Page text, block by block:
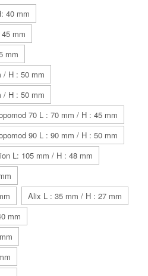
40 mm
mm
mm
/ H : 50 mm
/ H : 50 mm
70 L : 70 mm / H : 45 mm
90 L : 90 mm / H : 50 mm
L: 105 mm / H : 48 mm
Alix L : 35 mm / H : 27 mm
mm